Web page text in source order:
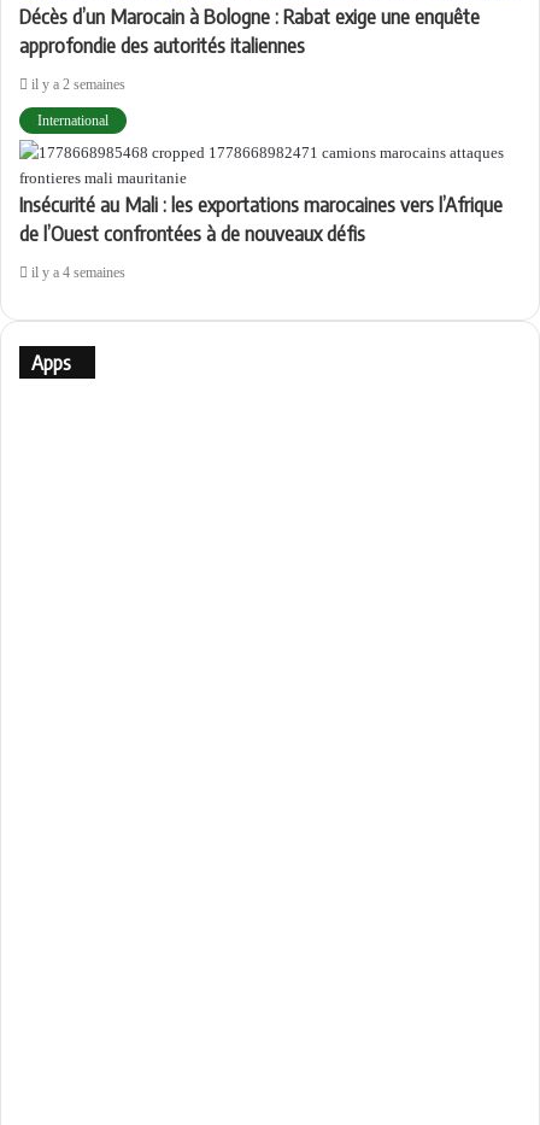
Décès d’un Marocain à Bologne : Rabat exige une enquête
approfondie des autorités italiennes
il y a 2 semaines
International
Insécurité au Mali : les exportations marocaines vers l’Afrique
de l’Ouest confrontées à de nouveaux défis
il y a 4 semaines
Apps